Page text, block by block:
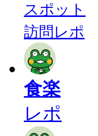
スポット
訪問レポ
食楽
レポ